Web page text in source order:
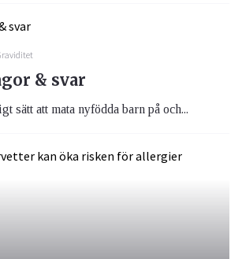
& svar
sätt att mata nyfödda barn på och...